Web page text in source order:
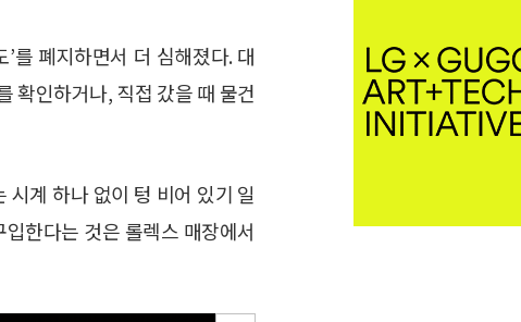
를 폐지하면서 더 심해졌다. 대
확인하거나, 직접 갔을 때 물건
계 하나 없이 텅 비어 있기 일
한다는 것은 롤렉스 매장에서